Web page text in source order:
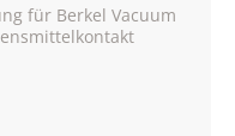
für Berkel Vacuum